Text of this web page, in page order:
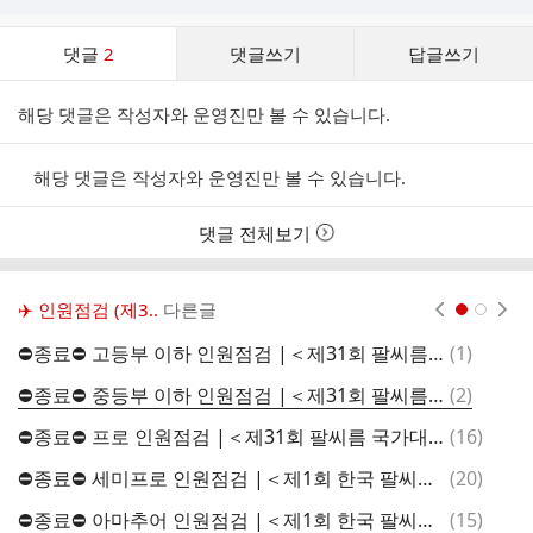
댓글 2 댓글쓰기 답글쓰기
리
해당 댓글은 작성자와 운영진만 볼 수 있습니다.
해당 댓글은 작성자와 운영진만 볼 수 있습니다.
댓글 전체보기
✈️ 인원점검 (제3.. 다른글
⛔종료⛔ 고등부 이하 인원점검 |＜제31회 팔씨름 국가대표 선발전＞ 댓
(1)
⛔종료⛔ 중등부 이하 인원점검 |＜제31회 팔씨름 국가대표 선발전＞ 댓
글
(2)
⛔종료⛔ 프로 인원점검 |＜제31회 팔씨름 국가대표 선발전＞ 댓
(16)
⛔종료⛔ 세미프로 인원점검 |＜제1회 한국 팔씨름 승급전＞
댓
(20)
⛔종료⛔ 아마추어 인원점검 |＜제1회 한국 팔씨름 승급전＞
댓
(15)